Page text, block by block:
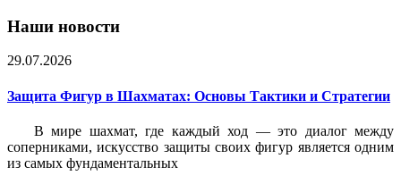
Наши новости
29.07.2026
Защита Фигур в Шахматах: Основы Тактики и Стратегии
В мире шахмат, где каждый ход — это диалог между
соперниками, искусство защиты своих фигур является одним
из самых фундаментальных